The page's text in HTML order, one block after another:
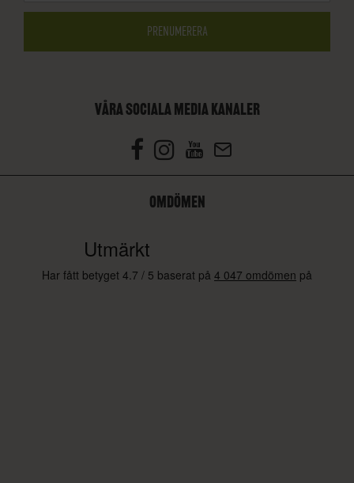
VÅRA SOCIALA MEDIA KANALER
OMDÖMEN